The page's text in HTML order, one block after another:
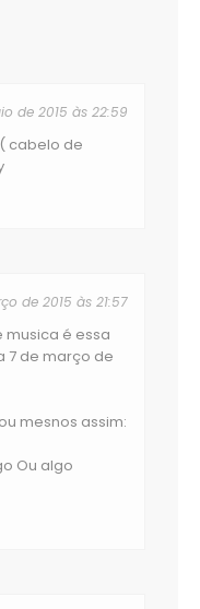
de 2015 às 21:57
é essa
7 de março de
mesnos assim:
Ou algo
de 2015 às 22:59
cabelo de